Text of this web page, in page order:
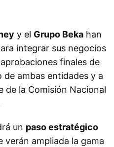
y el Grupo Beka han
integrar sus negocios
finales de
ambas entidades y a
de la Comisión Nacional
un paso estratégico
verán ampliada la gama